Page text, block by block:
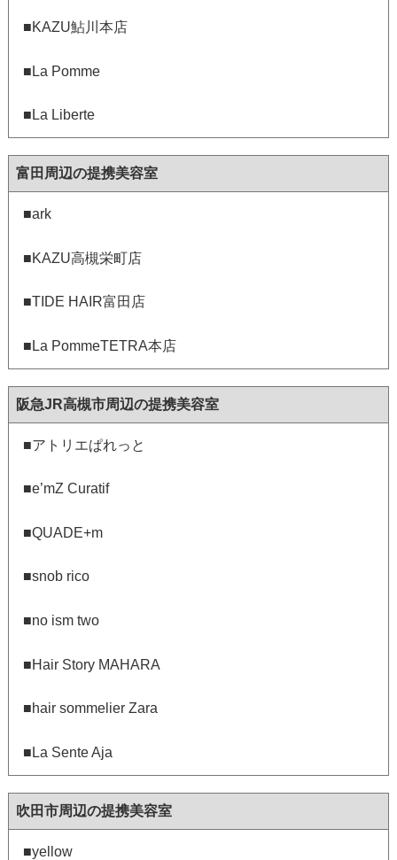
■KAZU鮎川本店
■La Pomme
■La Liberte
富田周辺の提携美容室
■ark
■KAZU高槻栄町店
■TIDE HAIR富田店
■La PommeTETRA本店
阪急JR高槻市周辺の提携美容室
■アトリエぱれっと
■e’mZ Curatif
■QUADE+m
■snob rico
■no ism two
■Hair Story MAHARA
■hair sommelier Zara
■La Sente Aja
吹田市周辺の提携美容室
■yellow